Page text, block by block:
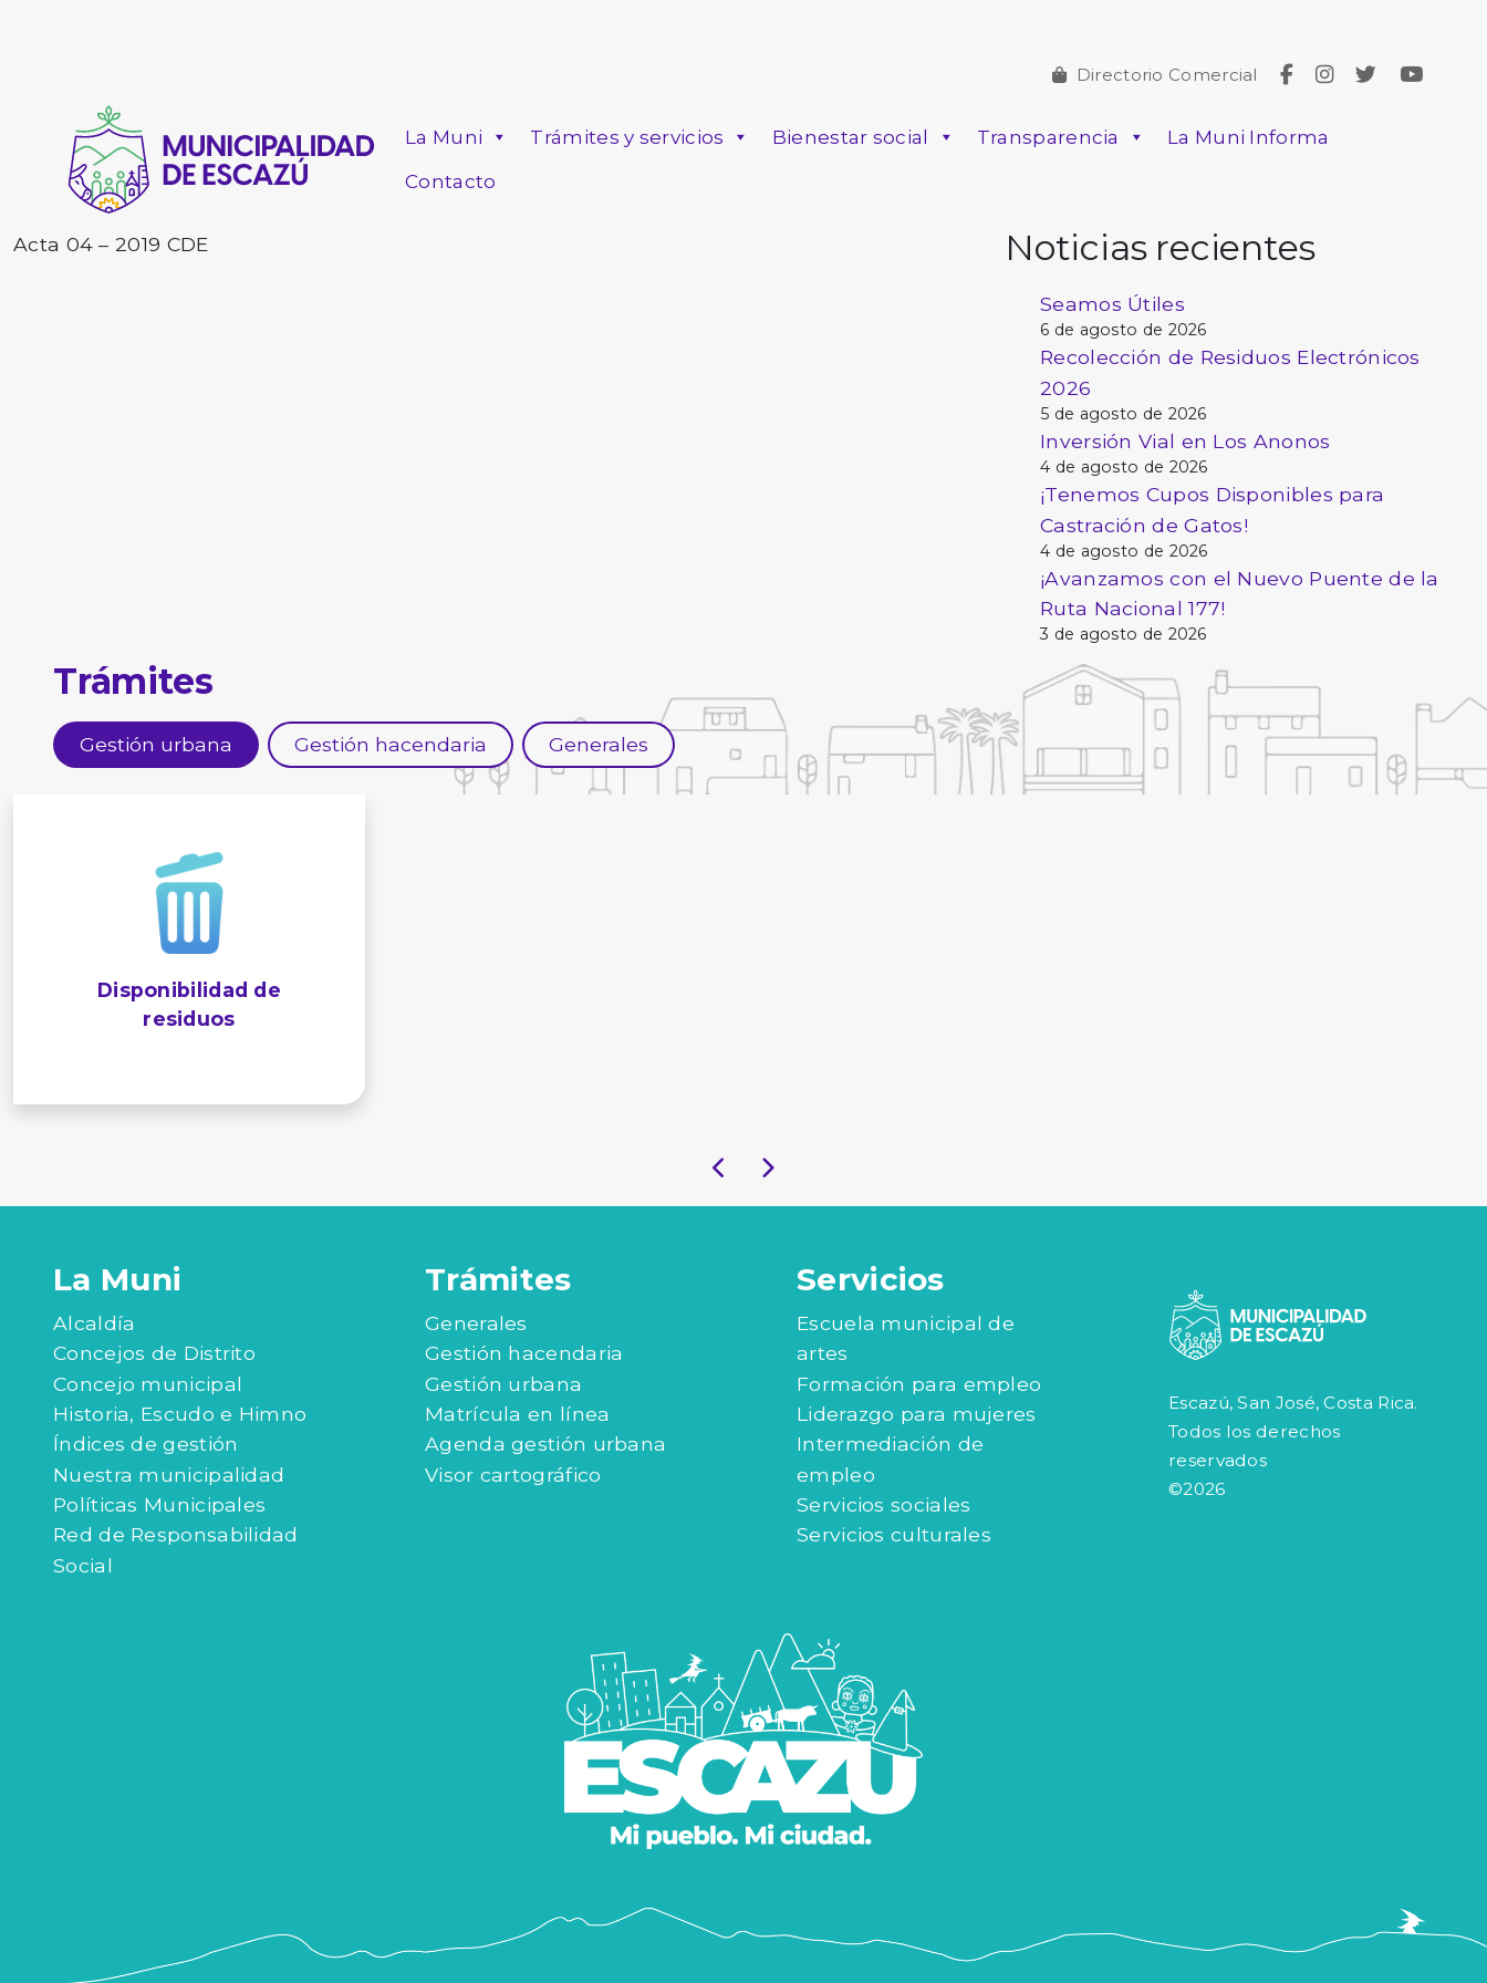
Directorio Comercial
La Muni Trámites y servicios Bienestar social Transparencia
La Muni Informa
Contacto
Acta 04 – 2019 CDE Noticias recientes
Seamos Útiles
6 de agosto de 2026
Recolección de Residuos Electrónicos
2026
5 de agosto de 2026
Inversión Vial en Los Anonos
4 de agosto de 2026
¡Tenemos Cupos Disponibles para
Castración de Gatos!
4 de agosto de 2026
¡Avanzamos con el Nuevo Puente de la
Ruta Nacional 177!
3 de agosto de 2026
Trámites
Gestión urbana Gestión hacendaria Generales
Disponibilidad de
residuos
La Muni
Alcaldía
Concejos de Distrito
Concejo municipal
Historia, Escudo e Himno
Índices de gestión
Nuestra municipalidad
Políticas Municipales
Red de Responsabilidad
Social
Trámites
Generales
Gestión hacendaria
Gestión urbana
Matrícula en línea
Agenda gestión urbana
Visor cartográfico
Servicios
Escuela municipal de
artes
Formación para empleo
Liderazgo para mujeres
Intermediación de
empleo
Servicios sociales
Servicios culturales
Escazú, San José, Costa Rica.
Todos los derechos
reservados
©2026